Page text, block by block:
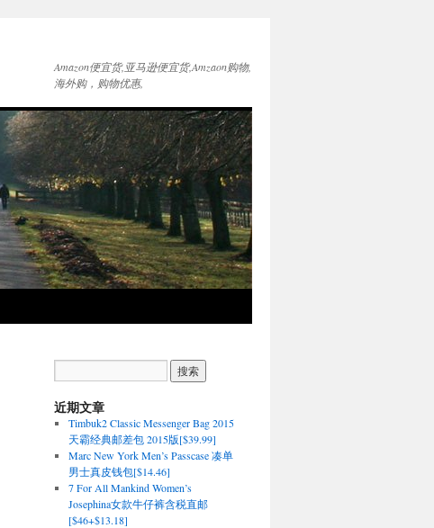
Amazon便宜货,亚马逊便宜货,Amzaon购物,
海外购，购物优惠,
近期文章
Timbuk2 Classic Messenger Bag 2015
天霸经典邮差包 2015版[$39.99]
Marc New York Men’s Passcase 凑单
男士真皮钱包[$14.46]
7 For All Mankind Women’s
Josephina女款牛仔裤含税直邮
[$46+$13.18]